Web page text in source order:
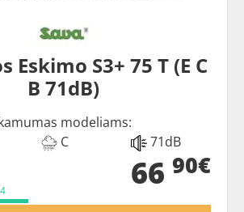
Eskimo S3+ 75 T (E C
B 71dB)
modeliams:
C 71dB
66 90€